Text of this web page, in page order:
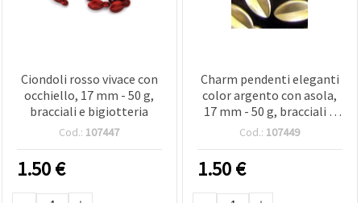
Ciondoli rosso vivace con
occhiello, 17 mm - 50 g,
bracciali e bigiotteria
Cod.: 107447
1.50€
Charm pendenti eleganti
color argento con asola,
17 mm - 50 g, bracciali e
creazioni di bigiotteria
Cod.: 107449
1.50€